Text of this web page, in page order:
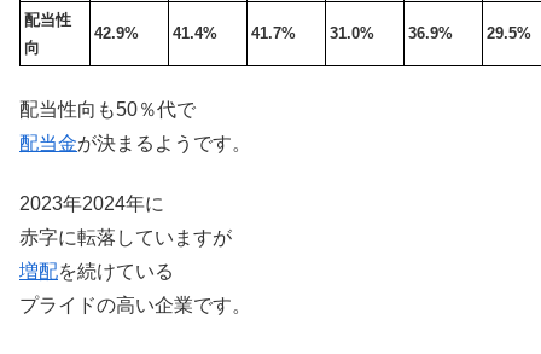
配当性
向
42.9% 41.4% 41.7% 31.0% 36.9% 29.5%
配当性向も50％代で
配当金が決まるようです。
2023年2024年に
赤字に転落していますが
増配を続けている
プライドの高い企業です。